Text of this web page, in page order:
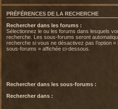
PRÉFÉRENCES DE LA RECHERCHE
Rechercher dans les forums :
Sélectionnez le ou les forums dans lesquels
recherche. Les sous-forums seront
recherche si vous ne désactivez pas l’option
sous-forums » affichée ci-dessous.
Rechercher dans les sous-forums :
Rechercher dans :